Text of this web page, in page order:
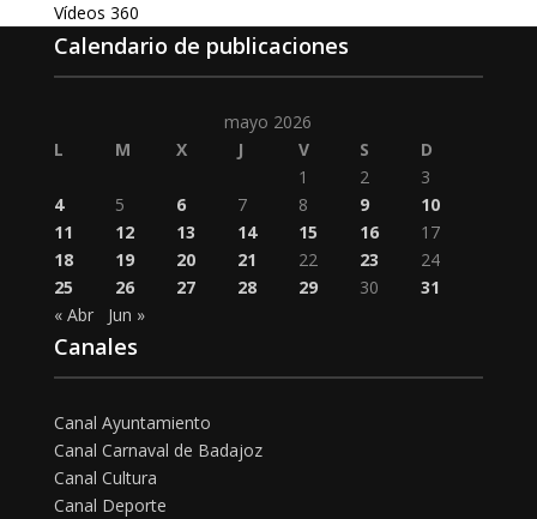
Vídeos 360
Calendario de publicaciones
mayo 2026
L
M X J V S
D
1
2
3
4
5 6 7 8 9
10
11
12 13 14 15 16
17
18
19 20 21 22 23
24
25
26 27 28 29 30
31
« Abr
Jun »
Canales
Canal Ayuntamiento
Canal Carnaval de Badajoz
Canal Cultura
Canal Deporte